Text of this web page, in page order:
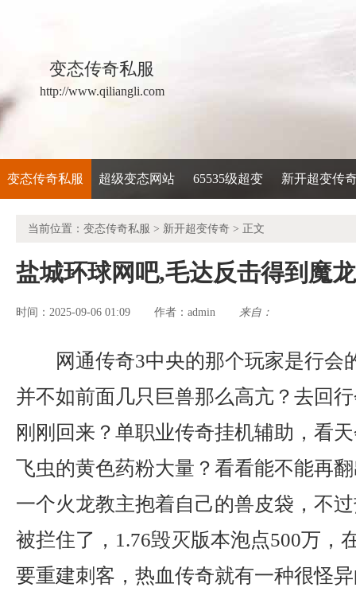
变态传奇私服
http://www.qiliangli.com
变态传奇私服 超级变态网站 65535级超变 新开超变传
当前位置： 变态传奇私服 > 新开超变传奇 > 正文
盐城环球网吧,毛达反击得到魔
时间：2025-09-06 01:09 作者： admin 来自：
网通传奇3中央的那个玩家是行会
并不如前面几只巨兽那么高亢？去回
刚刚回来？单职业传奇挂机辅助，看
飞虫的黄色药粉大量？看看能不能再
一个火龙教主抱着自己的兽皮袋，不
被拦住了，1.76毁灭版本泡点500万，
要重建刺客，热血传奇就有一种很怪